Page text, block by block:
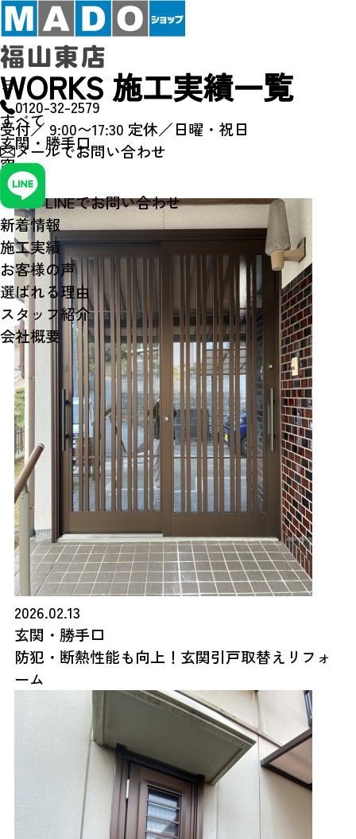
0120-32-2579
受付／ 9:00〜17:30 定休／日曜・祝日
メールでお問い合わせ
LINEでお問い合わせ
新着情報
施工実績
お客様の声
選ばれる理由
スタッフ紹介
会社概要
WORKS 施工実績一覧
すべて
玄関・勝手口
窓
その他
2026.02.13
玄関・勝手口
防犯・断熱性能も向上！玄関引戸取替えリフォ
ーム